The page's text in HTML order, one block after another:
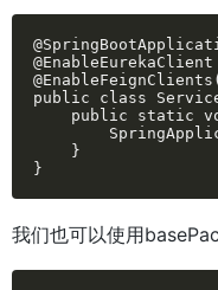
@EnableEurekaClient
public class
public static
}
}
我们也可以使用